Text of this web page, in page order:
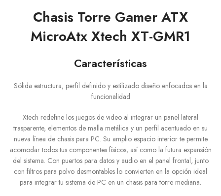
Chasis Torre Gamer ATX
MicroAtx Xtech XT-GMR1
Características
Sólida estructura, perfil definido y estilizado diseño enfocados en la
funcionalidad
Xtech redefine los juegos de video al integrar un panel lateral
trasparente, elementos de malla metálica y un perfil acentuado en su
nueva línea de chasis para PC. Su amplio espacio interior te permite
acomodar todos tus componentes físicos, así como la futura expansión
del sistema. Con puertos para datos y audio en el panel frontal, junto
con filtros para polvo desmontables lo convierten en la opción ideal
para integrar tu sistema de PC en un chasis para torre mediana.